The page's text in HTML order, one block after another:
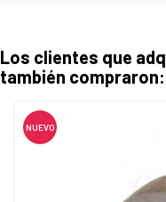
Los clientes que
también compraron:
NUEVO